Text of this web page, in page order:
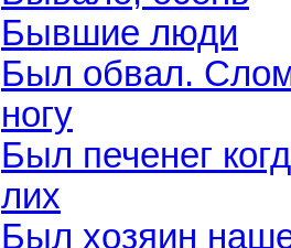
Бывшие люди
Был обвал.
ногу
Был печенег
лих
Был хозяин